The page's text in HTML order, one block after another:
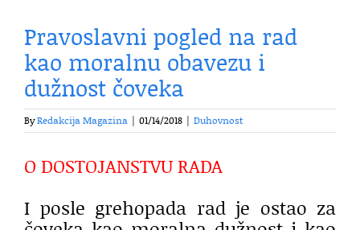
Pravoslavni pogled na rad
kao moralnu obavezu i
dužnost čoveka
ByRedakcija Magazina 01/14/2018 Duhovnost
O DOSTOJANSTVU RADA
I posle grehopada rad je ostao za